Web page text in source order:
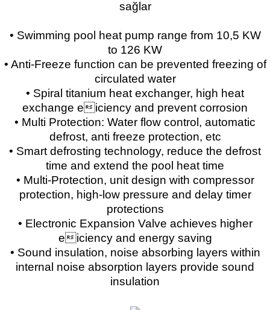
sağlar
• Swimming pool heat pump range from 10,5 KW
to 126 KW
• Anti-Freeze function can be prevented freezing of
circulated water
• Spiral titanium heat exchanger, high heat
exchange eiciency and prevent corrosion
• Multi Protection: Water flow control, automatic
defrost, anti freeze protection, etc
• Smart defrosting technology, reduce the defrost
time and extend the pool heat time
• Multi-Protection, unit design with compressor
protection, high-low pressure and delay timer
protections
• Electronic Expansion Valve achieves higher
eiciency and energy saving
• Sound insulation, noise absorbing layers within
internal noise absorption layers provide sound
insulation